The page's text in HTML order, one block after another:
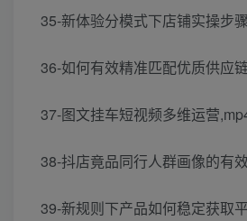
35-新体验分模式下店铺实操步
36-如何有效精准匹配优质供应
37-图文挂车短视频多维运营
38-抖店竟品同行人群画像的有
39-新规则下产品如何稳定获取